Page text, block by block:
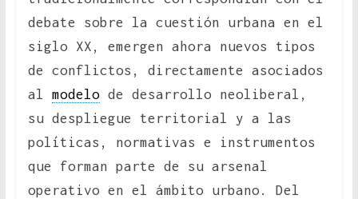
debate sobre la cuestión urbana en el
siglo XX, emergen ahora nuevos tipos
de conflictos, directamente asociados
al modelode desarrollo neoliberal,
su despliegue territorial y a las
políticas, normativas e instrumentos
que forman parte de su arsenal
operativo en el ámbito urbano. Del